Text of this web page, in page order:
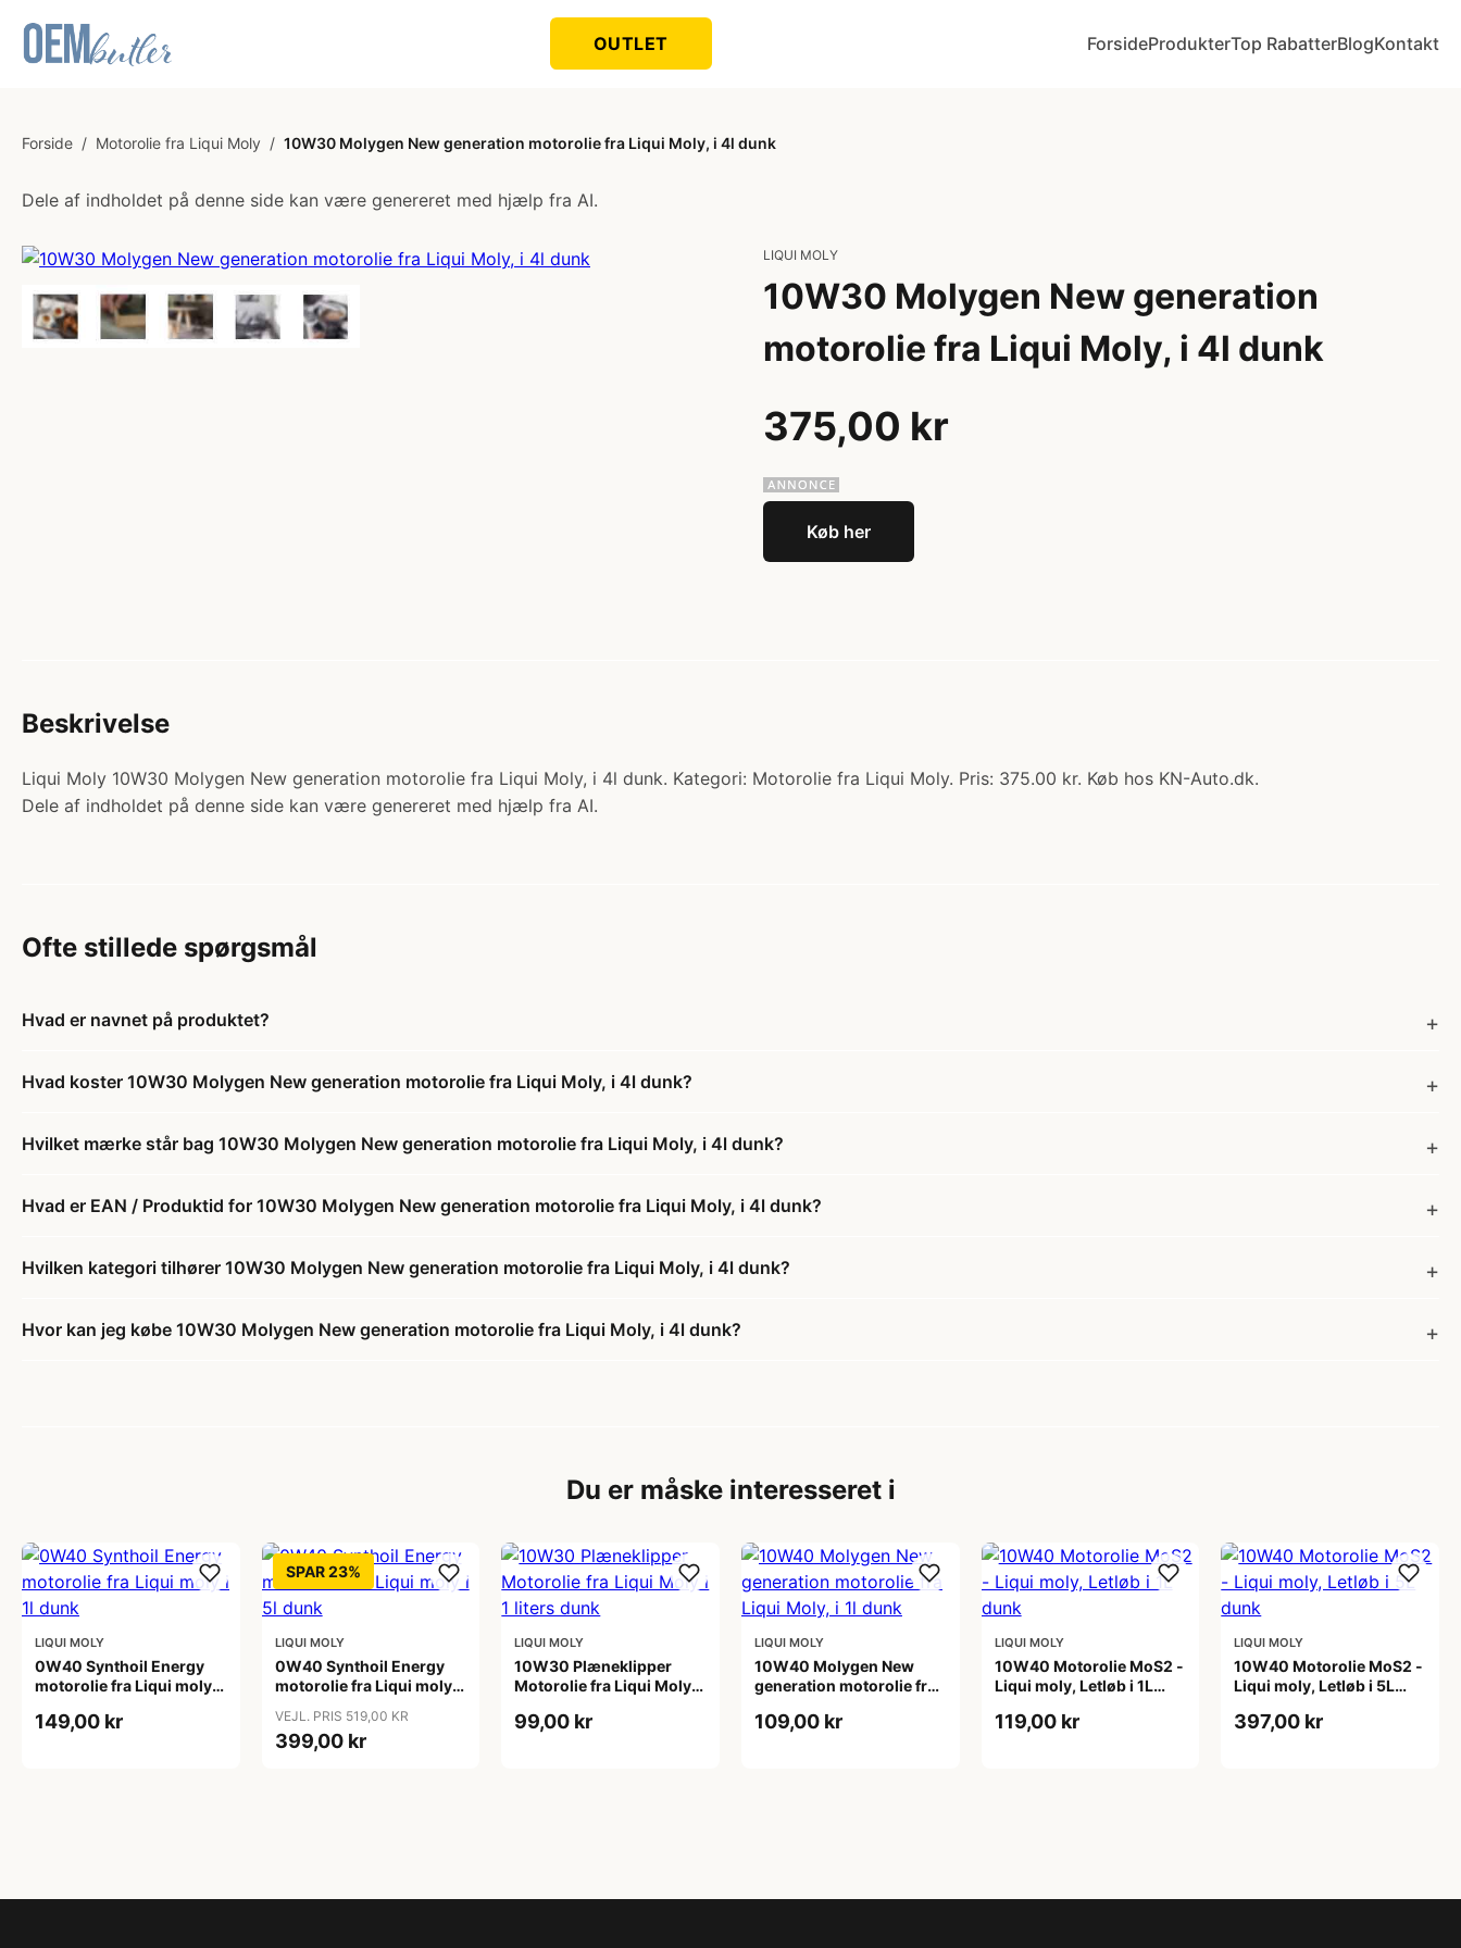
OUTLET ForsideProdukterTop RabatterBlogKontakt
Forside / Motorolie fra Liqui Moly / 10W30 Molygen New generation motorolie fra Liqui Moly, i 4l dunk
Dele af indholdet på denne side kan være genereret med hjælp fra AI.
LIQUI MOLY
10W30 Molygen New generation
motorolie fra Liqui Moly, i 4l dunk
375,00 kr
Køb her
Beskrivelse
Liqui Moly 10W30 Molygen New generation motorolie fra Liqui Moly, i 4l dunk. Kategori: Motorolie fra Liqui Moly. Pris: 375.00 kr. Køb hos KN-Auto.dk.
Dele af indholdet på denne side kan være genereret med hjælp fra AI.
Ofte stillede spørgsmål
Hvad er navnet på produktet?
Hvad koster 10W30 Molygen New generation motorolie fra Liqui Moly, i 4l dunk?
Hvilket mærke står bag 10W30 Molygen New generation motorolie fra Liqui Moly, i 4l dunk?
Hvad er EAN / Produktid for 10W30 Molygen New generation motorolie fra Liqui Moly, i 4l dunk?
Hvilken kategori tilhører 10W30 Molygen New generation motorolie fra Liqui Moly, i 4l dunk?
Hvor kan jeg købe 10W30 Molygen New generation motorolie fra Liqui Moly, i 4l dunk?
Du er måske interesseret i
LIQUI MOLY
0W40 Synthoil Energy
motorolie fra Liqui moly i
149,00 kr
SPAR 23%
LIQUI MOLY
0W40 Synthoil Energy
motorolie fra Liqui moly i
VEJL. PRIS 519,00 KR
399,00 kr
LIQUI MOLY
10W30 Plæneklipper
Motorolie fra Liqui Moly i
99,00 kr
LIQUI MOLY
10W40 Molygen New
generation motorolie fra
109,00 kr
LIQUI MOLY
10W40 Motorolie MoS2 -
Liqui moly, Letløb i 1L
119,00 kr
LIQUI MOLY
10W40 Motorolie MoS2 -
Liqui moly, Letløb i 5L
397,00 kr